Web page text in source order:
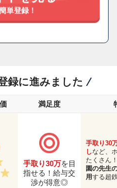
単登録！
録に進みました
満足度
手取り30万を目
指せる！給与交
渉が得意◎
手取り30
しなど、
たくさん
園の先生
用する超